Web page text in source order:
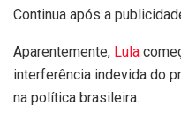
Continua após a
Aparentemente, Lula
interferência indevida do
na política brasileira.